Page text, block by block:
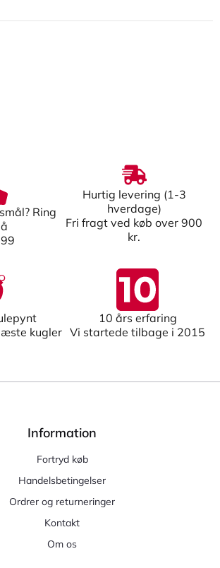
Ring
Hurtig levering (1-3
hverdage)
Fri fragt ved køb over 900
kr.
kugler
10 års erfaring
Vi startede tilbage i 2015
Information
Fortryd køb
Handelsbetingelser
Ordrer og returneringer
Kontakt
Om os